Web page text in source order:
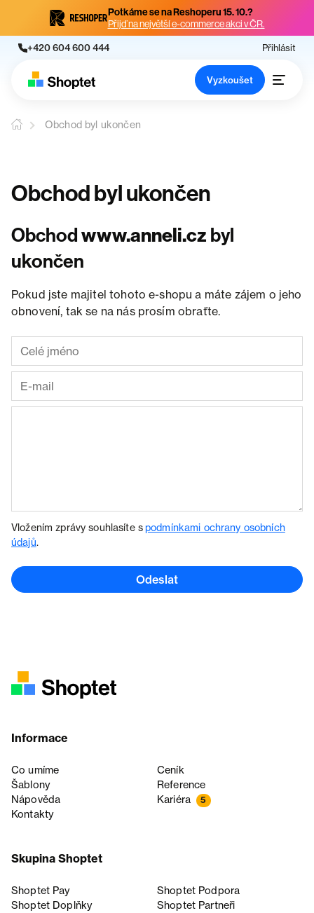
Potkáme se na Reshoperu 15. 10.?
Přijď na největší e-commerce akci v ČR.
+420 604 600 444 Přihlásit
Vyzkoušet
Obchod byl ukončen
Obchod byl ukončen
Obchodwww.anneli.cz byl
ukončen
Pokud jste majitel tohoto e-shopu a máte zájem o jeho
obnovení, tak se na nás prosím obraťte.
Vložením zprávy souhlasíte spodmínkami ochrany osobních
údajů.
Odeslat
Informace
Co umíme
Ceník
Šablony
Reference
Nápověda
Kariéra 5
Kontakty
Skupina Shoptet
Shoptet Pay
Shoptet Podpora
Shoptet Doplňky
Shoptet Partneři